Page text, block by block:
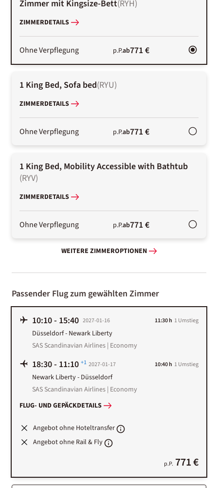
Zimmer mit Kingsize-Bett(RYH)
ZIMMERDETAILS
Ohne Verpflegung p.P.ab771 €
1 King Bed, Sofa bed(RYU)
ZIMMERDETAILS
Ohne Verpflegung p.P.ab771 €
1 King Bed, Mobility Accessible with Bathtub
(RYV)
ZIMMERDETAILS
Ohne Verpflegung p.P.ab771 €
WEITERE ZIMMEROPTIONEN
Passender Flug zum gewählten Zimmer
10:10- 15:40 2027-01-16 11:30 h 1Umstieg
Düsseldorf- Newark Liberty
SAS Scandinavian Airlines | Economy
18:30- 11:10 +1 2027-01-17 10:40 h 1Umstieg
Newark Liberty- Düsseldorf
SAS Scandinavian Airlines | Economy
FLUG- UND GEPÄCKDETAILS
Angebot ohne Hoteltransfer
Angebot ohne Rail & Fly
p.P. 771 €